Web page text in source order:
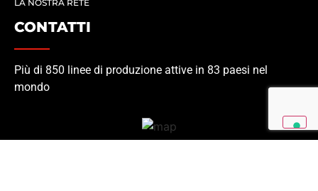
LA NOSTRA RETE
CONTATTI
Più di 850 linee di produzione attive in 83 paesi nel
mondo